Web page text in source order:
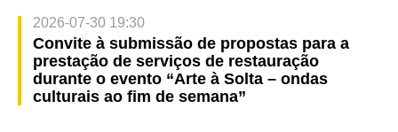
2026-07-30 19:30
Convite à submissão de propostas para a
prestação de serviços de restauração
durante o evento “Arte à Solta – ondas
culturais ao fim de semana”